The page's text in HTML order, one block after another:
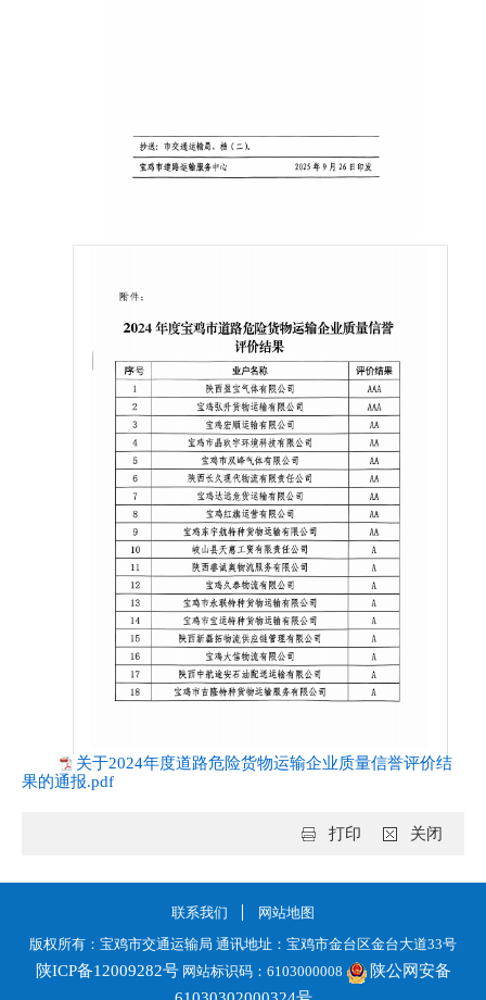
关于2024年度道路危险货物运输企业质量信誉评价结
果的通报.pdf
关闭
打印
联系我们
网站地图
版权所有：宝鸡市交通运输局 通讯地址：宝鸡市金台区金台大道33号
陕ICP备12009282号网站标识码：6103000008
陕公网安备